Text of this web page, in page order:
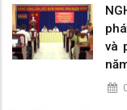
và